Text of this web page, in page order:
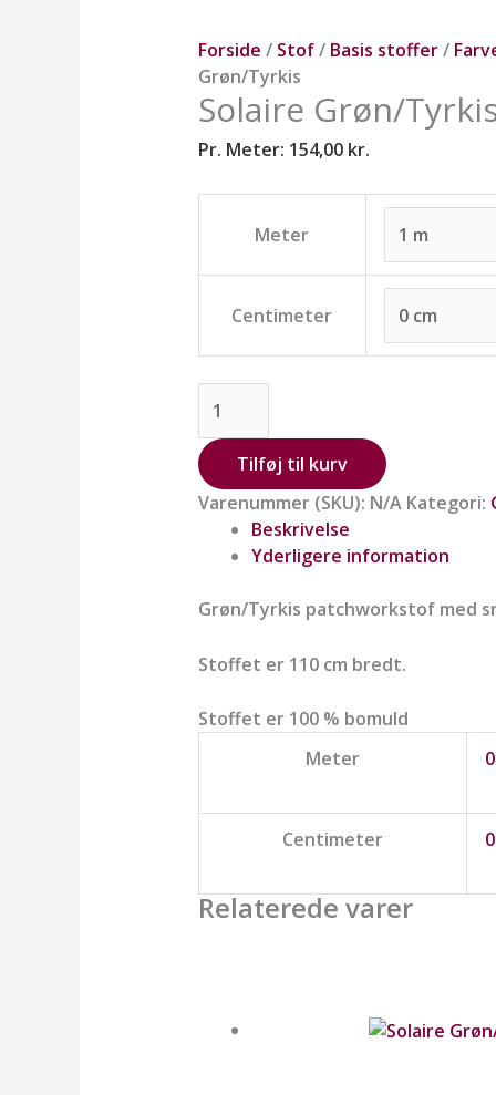
Forside / Stof/ Basis stoffer/
Grøn/Tyrkis
Solaire Grøn/
Pr. Meter: 154,00 kr.
Meter
Centimeter
Tilføj til kurv
Varenummer (SKU): N/A Kategori:
Beskrivelse
Yderligere information
Grøn/Tyrkis patchworkstof med
Stoffet er 110 cm bredt.
Stoffet er 100 % bomuld
Meter
Centimeter
Relaterede varer